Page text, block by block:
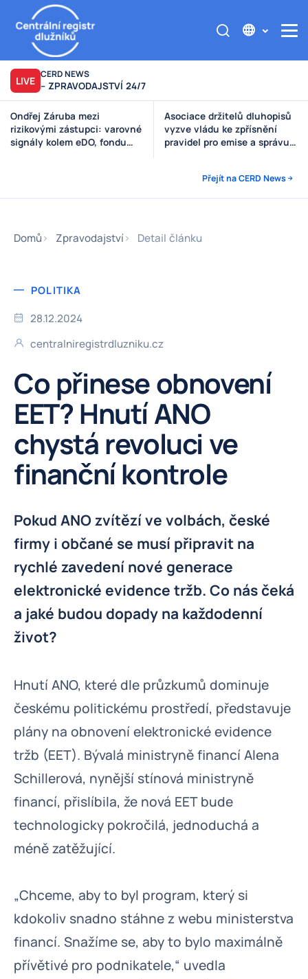
LIVE CERD NEWS
– ZPRAVODAJSTVÍ 24/7
Ondřej Záruba mezi
rizikovými zástupci: varovné
signály kolem eDO, fondu
Asociace držitelů dluhopisů
vyzve vládu ke zpřísnění
pravidel pro emise a správu
Přejít na CERD News
Domů Zpravodajství Detail článku
POLITIKA
28.12.2024
centralniregistrdluzniku.cz
Co přinese obnovení
EET? Hnutí ANO
chystá revoluci ve
finanční kontrole
Pokud ANO zvítězí ve volbách, české
firmy i občané se musí připravit na
rychlé zavedení nové generace
elektronické evidence tržb. Co nás čeká
a jaké budou dopady na každodenní
život?
Hnutí ANO, které dle průzkumů dominuje
českému politickému prostředí, představuje
plány na obnovení elektronické evidence
tržb (EET). Bývalá ministryně financí Alena
Schillerová, nynější stínová ministryně
financí, přislíbila, že nová EET bude
technologicky pokročilá, jednoduchá a
méně zatěžující.
„Chceme, aby to byl program, který si
kdokoliv snadno stáhne z webu ministerstva
financí. Snažíme se, aby to bylo maximálně
přívětivé pro podnikatele,“ uvedla